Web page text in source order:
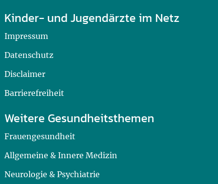
Kinder- und Jugendärzte im Netz
Impressum
Datenschutz
Disclaimer
Barrierefreiheit
Weitere Gesundheitsthemen
Frauengesundheit
Allgemeine & Innere Medizin
Neurologie & Psychiatrie